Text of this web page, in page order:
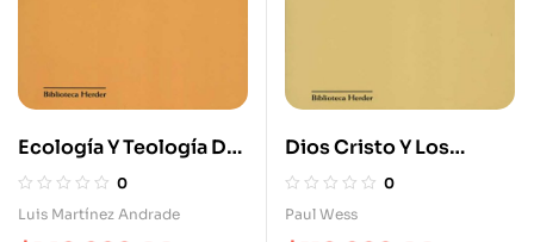
Ecología Y Teología De
La Liberación Crítica De
La Modernidad
Colonialidad
0
Luis Martínez Andrade
Dios Cristo Y Los
Pobres. Comunidades
Eclesiales Como
Mediadoras Para La
0
Paul Wess